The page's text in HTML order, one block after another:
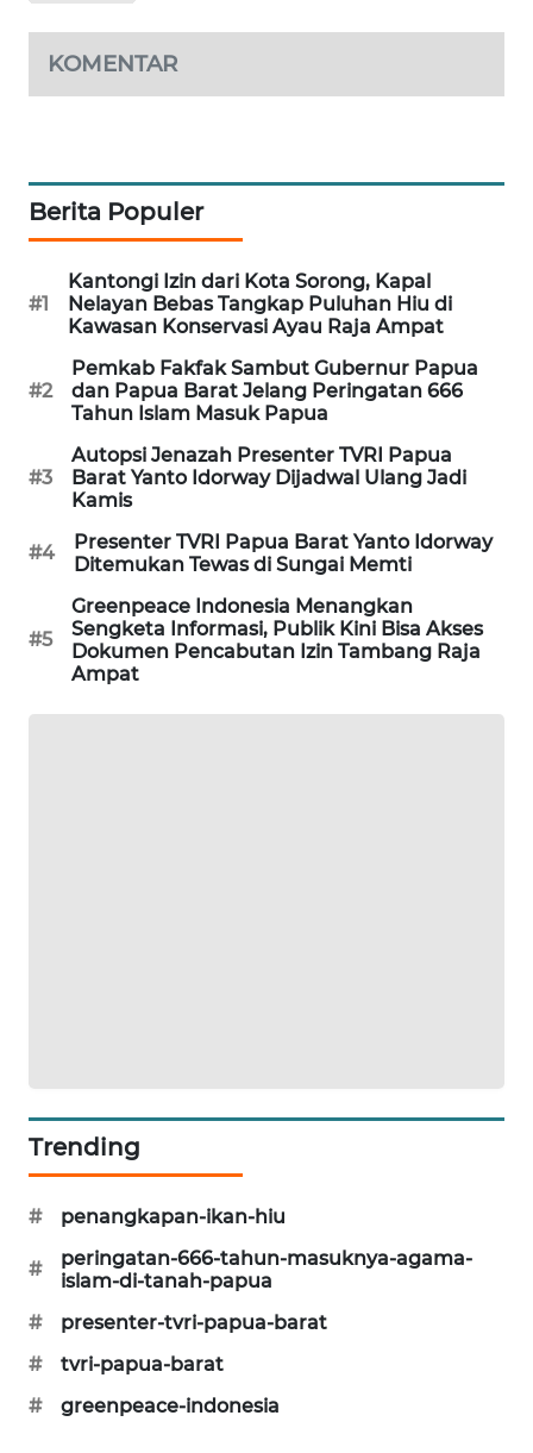
KOMENTAR
Berita Populer
#1
Kantongi Izin dari Kota Sorong, Kapal
Nelayan Bebas Tangkap Puluhan Hiu di
Kawasan Konservasi Ayau Raja Ampat
#2
Pemkab Fakfak Sambut Gubernur Papua
dan Papua Barat Jelang Peringatan 666
Tahun Islam Masuk Papua
#3
Autopsi Jenazah Presenter TVRI Papua
Barat Yanto Idorway Dijadwal Ulang Jadi
Kamis
#4
Presenter TVRI Papua Barat Yanto Idorway
Ditemukan Tewas di Sungai Memti
#5
Greenpeace Indonesia Menangkan
Sengketa Informasi, Publik Kini Bisa Akses
Dokumen Pencabutan Izin Tambang Raja
Ampat
Trending
# penangkapan-ikan-hiu
#
peringatan-666-tahun-masuknya-agama-
islam-di-tanah-papua
#
presenter-tvri-papua-barat
#
tvri-papua-barat
#
greenpeace-indonesia
NEWS
NEWS
NEWS
NEWS
SIANTAR
NEWS
METRO
MEDAN
NEWS
GARONGGANG
ID
NEWS